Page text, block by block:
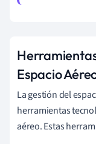
Espacio
La gestión del
herramientas
aéreo. Estas